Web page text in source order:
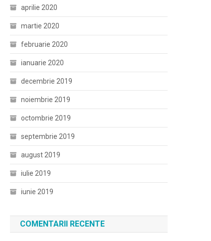
aprilie 2020
martie 2020
februarie 2020
ianuarie 2020
decembrie 2019
noiembrie 2019
octombrie 2019
septembrie 2019
august 2019
iulie 2019
iunie 2019
COMENTARII RECENTE